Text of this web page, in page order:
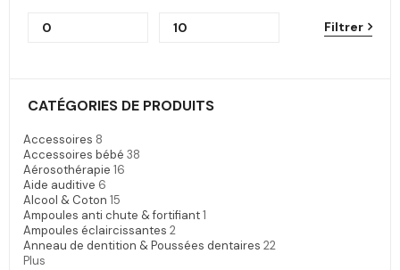
Filtrer
CATÉGORIES DE PRODUITS
Accessoires 8
Accessoires bébé 38
Aérosothérapie 16
Aide auditive 6
Alcool & Coton 15
Ampoules anti chute & fortifiant1
Ampoules éclaircissantes 2
Anneau de dentition & Poussées dentaires 22
Plus